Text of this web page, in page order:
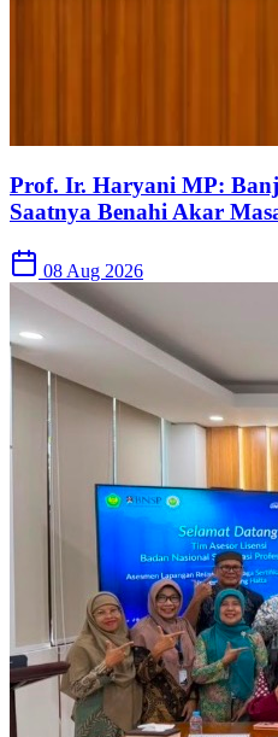
Prof. Ir. Haryani MP:
Saatnya Benahi Akar
08 Aug 2026